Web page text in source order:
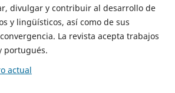
divulgar y contribuir al desarrollo de
y lingüísticos, así como de sus
La revista acepta trabajos
portugués.
actual